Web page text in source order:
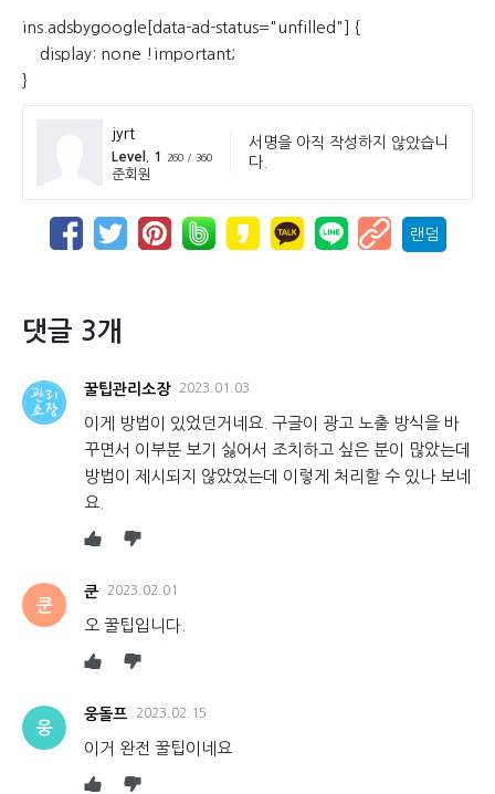
ins.adsbygoogle[data-ad-status="unfilled"] {
display: none !important;
}
jyrt
Level. 1 260 / 360
준회원
서명을 아직 작성하지 않았습니
다.
랜덤
댓글 3개
꿀팁관리소장 2023.01.03
이게 방법이 있었던거네요. 구글이 광고 노출 방식을 바
꾸면서 이부분 보기 싫어서 조치하고 싶은 분이 많았는데
방법이 제시되지 않았었는데 이렇게 처리할 수 있나 보네
요.
쿤
쿤 2023.02.01
오 꿀팁입니다.
웅
웅돌프 2023.02.15
이거 완전 꿀팁이네요